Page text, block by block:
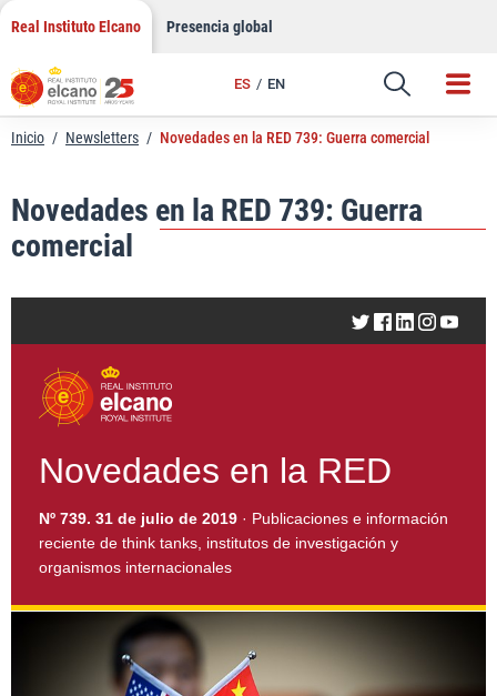
Saltar
contenido
Real Instituto Elcano Presencia global
ES EN
Enlace
Inicio / Newsletters / Novedades en la RED 739: Guerra comercial
Novedades en la RED 739: Guerra
comercial